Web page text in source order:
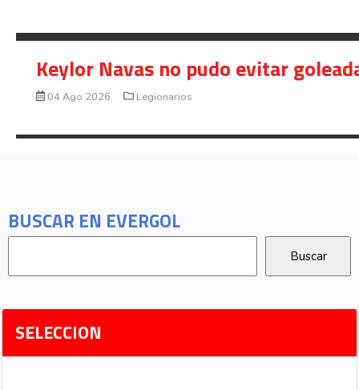
BUSCAR EN EVERGOL
SELECCION
Keylor Navas no pudo evitar
04 Ago 2026 Legionarios